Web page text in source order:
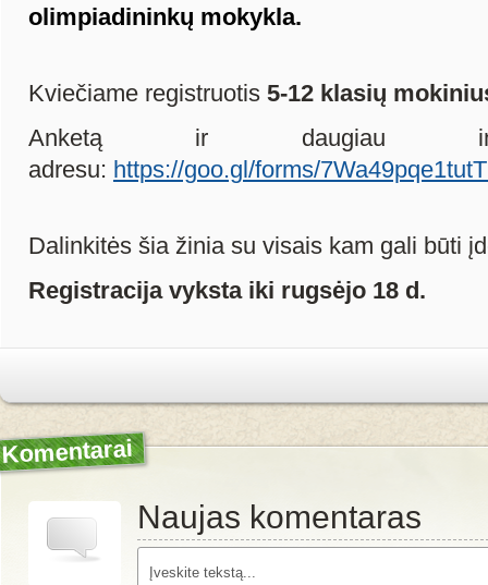
olimpiadininkų mokykla.
Kviečiame registruotis 5-12 klasių
Anketą ir daugiau
adresu: https://goo.gl/forms/
Dalinkitės šia žinia su visais kam gali būti
Registracija vyksta iki rugsėjo 18 d.
Komentarai
Naujas komentaras